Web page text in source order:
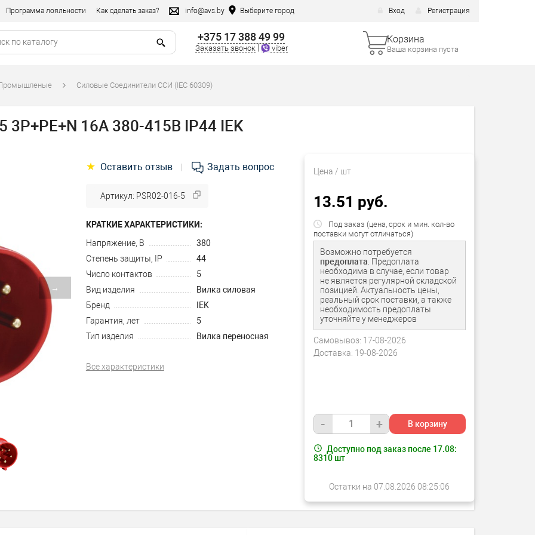
Программа лояльности Как сделать заказ? info@avs.by Выберите город Вход Регистрация
+375 17 388 49 99
Заказать звонок viber
Корзина
Ваша корзина пуста
Силовые Соединители ССИ (IEC 60309)
3Р+РЕ+N 16А 380-415В IP44 IEK
→
Цена / шт
13.51 руб.
Под заказ (цена, срок и мин. кол-во
поставки могут отличаться)
Возможно потребуется
предоплата . Предоплата
необходима в случае, если товар
не является регулярной складской
позицией. Актуальность цены,
реальный срок поставки, а также
необходимость предоплаты
уточняйте у менеджеров
Самовывоз: 17-08-2026
Доставка: 19-08-2026
- + В корзину
Доступно под заказ после 17.08:
8310шт
Остатки на 07.08.2026 08:25:06
★ Оставить отзыв Задать вопрос
Артикул: PSR02-016-5
КРАТКИЕ ХАРАКТЕРИСТИКИ:
Напряжение, В
380
Степень защиты, IP
44
Число контактов
5
Вид изделия
Вилка силовая
Бренд
IEK
Гарантия, лет
5
Тип изделия
Вилка переносная
Все характеристики